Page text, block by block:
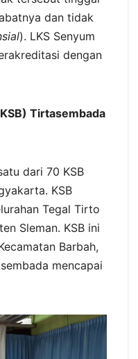
dan tidak
). LKS Senyum
dengan
Tirtasembada
dari 70 KSB
KSB
Tegal Tirto
Sleman. KSB ini
Barbah,
mencapai